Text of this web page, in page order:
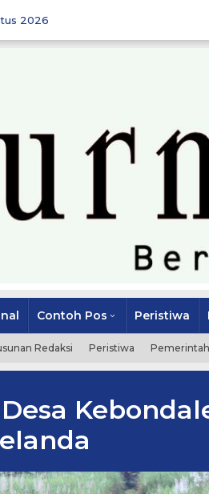
2026
Contoh Pos Peristiwa
Redaksi Peristiwa